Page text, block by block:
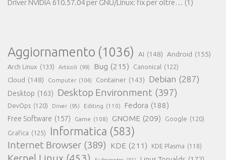
Driver NVIDIA 610.57.04 per GNU/Linux: fix per oltre… (1)
Aggiornamento (1036) AI (148) Android (155)
Arch Linux (133) Articoli (99) Bug (215) Canonical (122)
Cloud (148) Computer (104) Container (143) Debian (287)
Desktop (163) Desktop Environment (397)
DevOps (120) Driver (95) Editing (110) Fedora (188)
Free Software (157) Game (108) GNOME (209) Google (120)
Grafica (125) Informatica (583)
Internet Browser (389) KDE (211) KDE Plasma (118)